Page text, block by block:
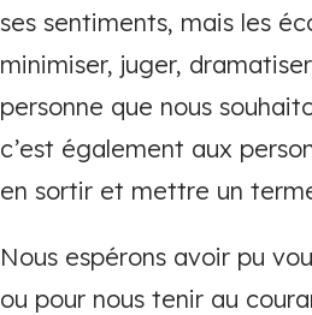
ses sentiments, mais les
minimiser, juger,
personne que nous
c’est également aux
en sortir et mettre un
Nous espérons avoir pu
ou pour nous tenir au